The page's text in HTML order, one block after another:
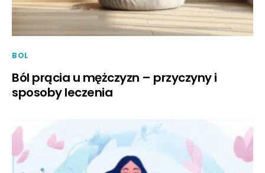
BOL
Ból prącia u mężczyzn – przyczyny i
sposoby leczenia